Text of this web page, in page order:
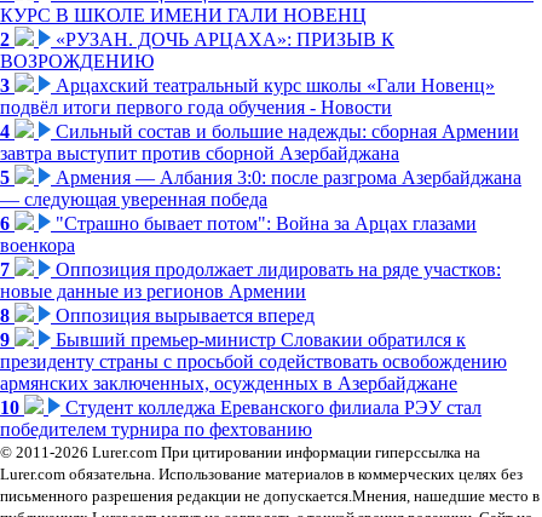
КУРС В ШКОЛЕ ИМЕНИ ГАЛИ НОВЕНЦ
2
«РУЗАН. ДОЧЬ АРЦАХА»: ПРИЗЫВ К
ВОЗРОЖДЕНИЮ
3
Арцахский театральный курс школы «Гали Новенц»
подвёл итоги первого года обучения - Новости
4
Сильный состав и большие надежды: сборная Армении
завтра выступит против сборной Азербайджана
5
Армения — Албания 3:0: после разгрома Азербайджана
— следующая уверенная победа
6
"Страшно бывает потом": Война за Арцах глазами
военкора
7
Оппозиция продолжает лидировать на ряде участков:
новые данные из регионов Армении
8
Оппозиция вырывается вперед
9
Бывший премьер-министр Словакии обратился к
президенту страны с просьбой содействовать освобождению
армянских заключенных, осужденных в Азербайджане
10
Студент колледжа Ереванского филиала РЭУ стал
победителем турнира по фехтованию
© 2011-2026 Lurer.com При цитировании информации гиперссылка на
Lurer.com обязательна. Использование материалов в коммерческих целях без
письменного разрешения редакции не допускается.Мнения, нашедшие место в